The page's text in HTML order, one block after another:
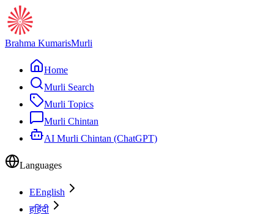
Brahma KumarisMurli
Home
Murli Search
Murli Topics
Murli Chintan
AI Murli Chintan (ChatGPT)
Languages
EEnglish
हहिंदी